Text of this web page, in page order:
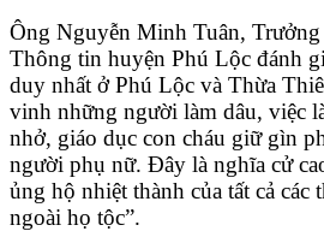
Ông Nguyễn Minh Tuân,
Thông tin huyện Phú Lộc đánh
duy nhất ở Phú Lộc và Thừa
vinh những người làm dâu, việc
nhở, giáo dục con cháu giữ gìn
người phụ nữ. Đây là nghĩa cử
ủng hộ nhiệt thành của tất cả các
ngoài họ tộc”.